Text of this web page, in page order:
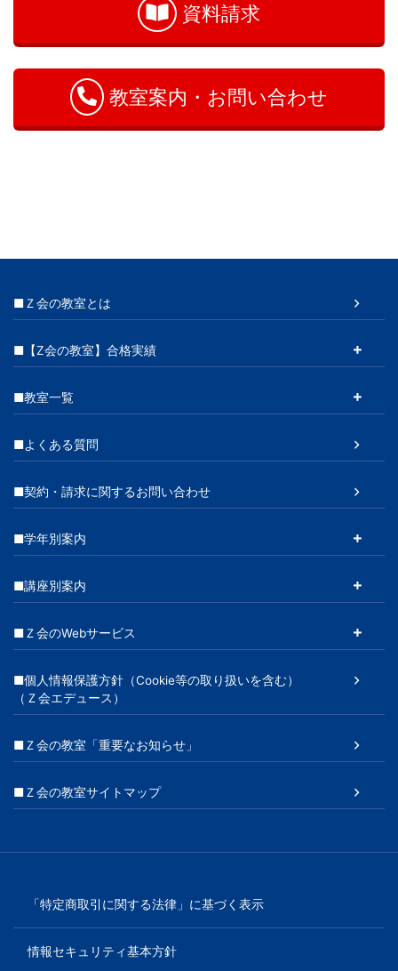
資料請求
教室案内・お問い合わせ
■Ｚ会の教室とは
■【Z会の教室】合格実績
■教室一覧
■よくある質問
■契約・請求に関するお問い合わせ
■学年別案内
■講座別案内
■Ｚ会のWebサービス
■個人情報保護方針（Cookie等の取り扱いを含む）
（Ｚ会エデュース）
■Ｚ会の教室「重要なお知らせ」
■Ｚ会の教室サイトマップ
「特定商取引に関する法律」に基づく表示
情報セキュリティ基本方針